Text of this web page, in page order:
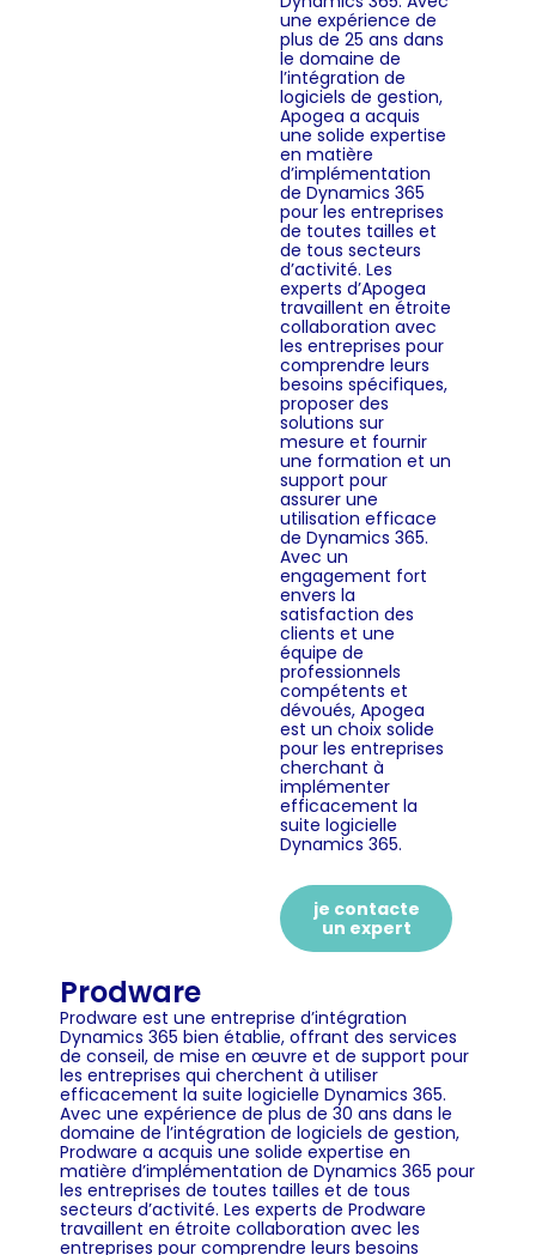
une expérience de
plus de 25 ans dans
le domaine de
l’intégration de
logiciels de gestion,
Apogea a acquis
une solide expertise
en matière
d’implémentation
de Dynamics 365
pour les entreprises
de toutes tailles et
de tous secteurs
d’activité. Les
experts d’Apogea
travaillent en étroite
collaboration avec
les entreprises pour
comprendre leurs
besoins spécifiques,
proposer des
solutions sur
mesure et fournir
une formation et un
support pour
assurer une
utilisation efficace
de Dynamics 365.
Avec un
engagement fort
envers la
satisfaction des
clients et une
équipe de
professionnels
compétents et
dévoués, Apogea
est un choix solide
pour les entreprises
cherchant à
implémenter
efficacement la
suite logicielle
Dynamics 365.
je contacte
un expert
Prodware
Prodware est une entreprise d’intégration
Dynamics 365 bien établie, offrant des services
de conseil, de mise en œuvre et de support pour
les entreprises qui cherchent à utiliser
efficacement la suite logicielle Dynamics 365.
Avec une expérience de plus de 30 ans dans le
domaine de l’intégration de logiciels de gestion,
Prodware a acquis une solide expertise en
matière d’implémentation de Dynamics 365 pour
les entreprises de toutes tailles et de tous
secteurs d’activité. Les experts de Prodware
travaillent en étroite collaboration avec les
entreprises pour comprendre leurs besoins